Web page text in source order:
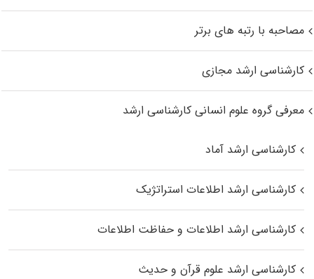
مصاحبه با رتبه های برتر
کارشناسی ارشد مجازی
معرفی گروه علوم انسانی کارشناسی ارشد
کارشناسی ارشد آماد
کارشناسی ارشد اطلاعات استراتژیک
کارشناسی ارشد اطلاعات و حفاظت اطلاعات
کارشناسی ارشد علوم قرآن و حدیث